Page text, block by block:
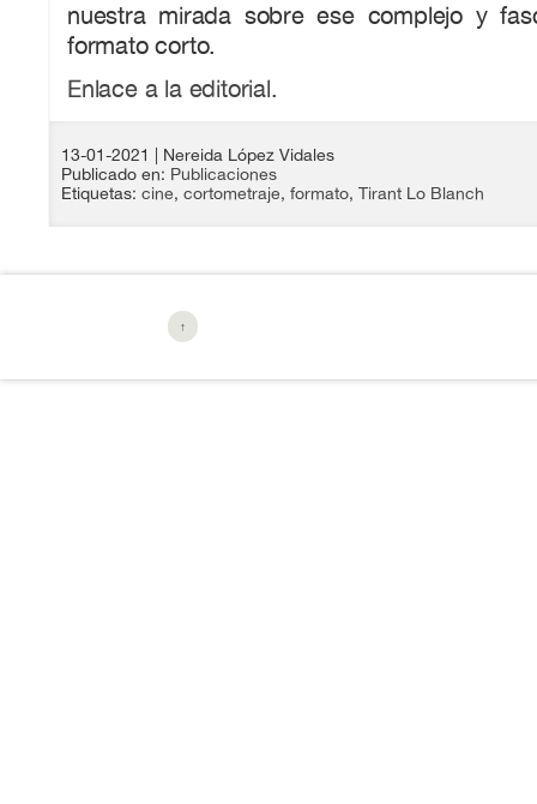
nuestra mirada sobre ese complejo y
formato corto.
Enlace a la editorial.
13-01-2021
| Nereida López Vidales
Publicado en: Publicaciones
Etiquetas: cine, cortometraje, formato, Tirant Lo Blanch
↑